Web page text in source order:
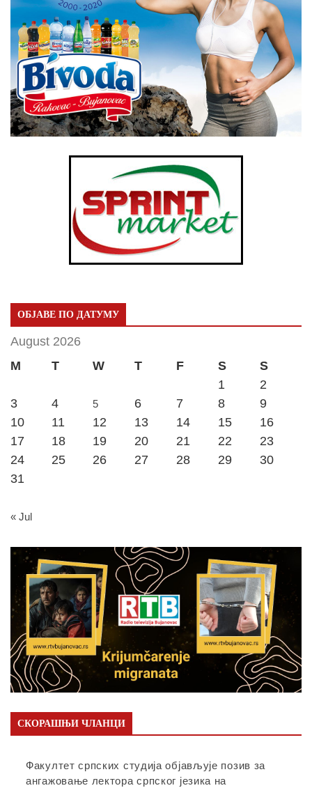
ОБЈАВЕ ПО ДАТУМУ
August 2026
M
T W T F S
S
1
2
3
4 5 6 7 8
9
10
11 12 13 14 15
16
17
18 19 20 21 22
23
24
25 26 27 28 29
30
31
« Jul
СКОРАШЊИ ЧЛАНЦИ
Факултет српских студија објављује позив за
ангажовање лектора српског језика на